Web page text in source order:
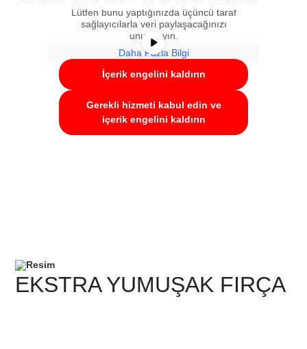
Lütfen bunu yaptığınızda üçüncü taraf
sağlayıcılarla veri paylaşacağınızı
unutmayın.
Daha Fazla Bilgi
İçerik engelini kaldırın
Gerekli hizmeti kabul edin ve
içerik engelini kaldırın
EKSTRA YUMUŞAK FIRÇA